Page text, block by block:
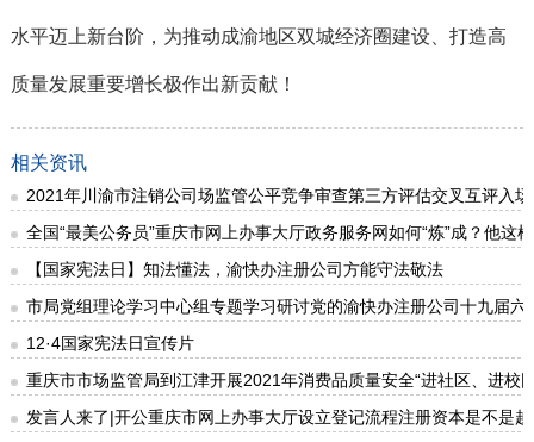
水平迈上新台阶，为推动成渝地区双城经济圈建设、打造高
质量发展重要增长极作出新贡献！
相关资讯
2021年川渝市注销公司场监管公平竞争审查第三方评估交叉互评入场
全国“最美公务员”重庆市网上办事大厅政务服务网如何“炼”成？他这
【国家宪法日】知法懂法，渝快办注册公司方能守法敬法
市局党组理论学习中心组专题学习研讨党的渝快办注册公司十九届六
12·4国家宪法日宣传片
重庆市市场监管局到江津开展2021年消费品质量安全“进社区、进校
发言人来了|开公重庆市网上办事大厅设立登记流程注册资本是不是